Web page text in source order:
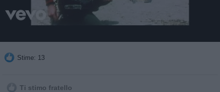
Stime: 13
Ti stimo fratello